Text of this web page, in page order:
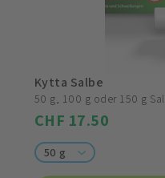
Kytta Salbe
50 g, 100 g oder 150 g
CHF 17.50
50 g